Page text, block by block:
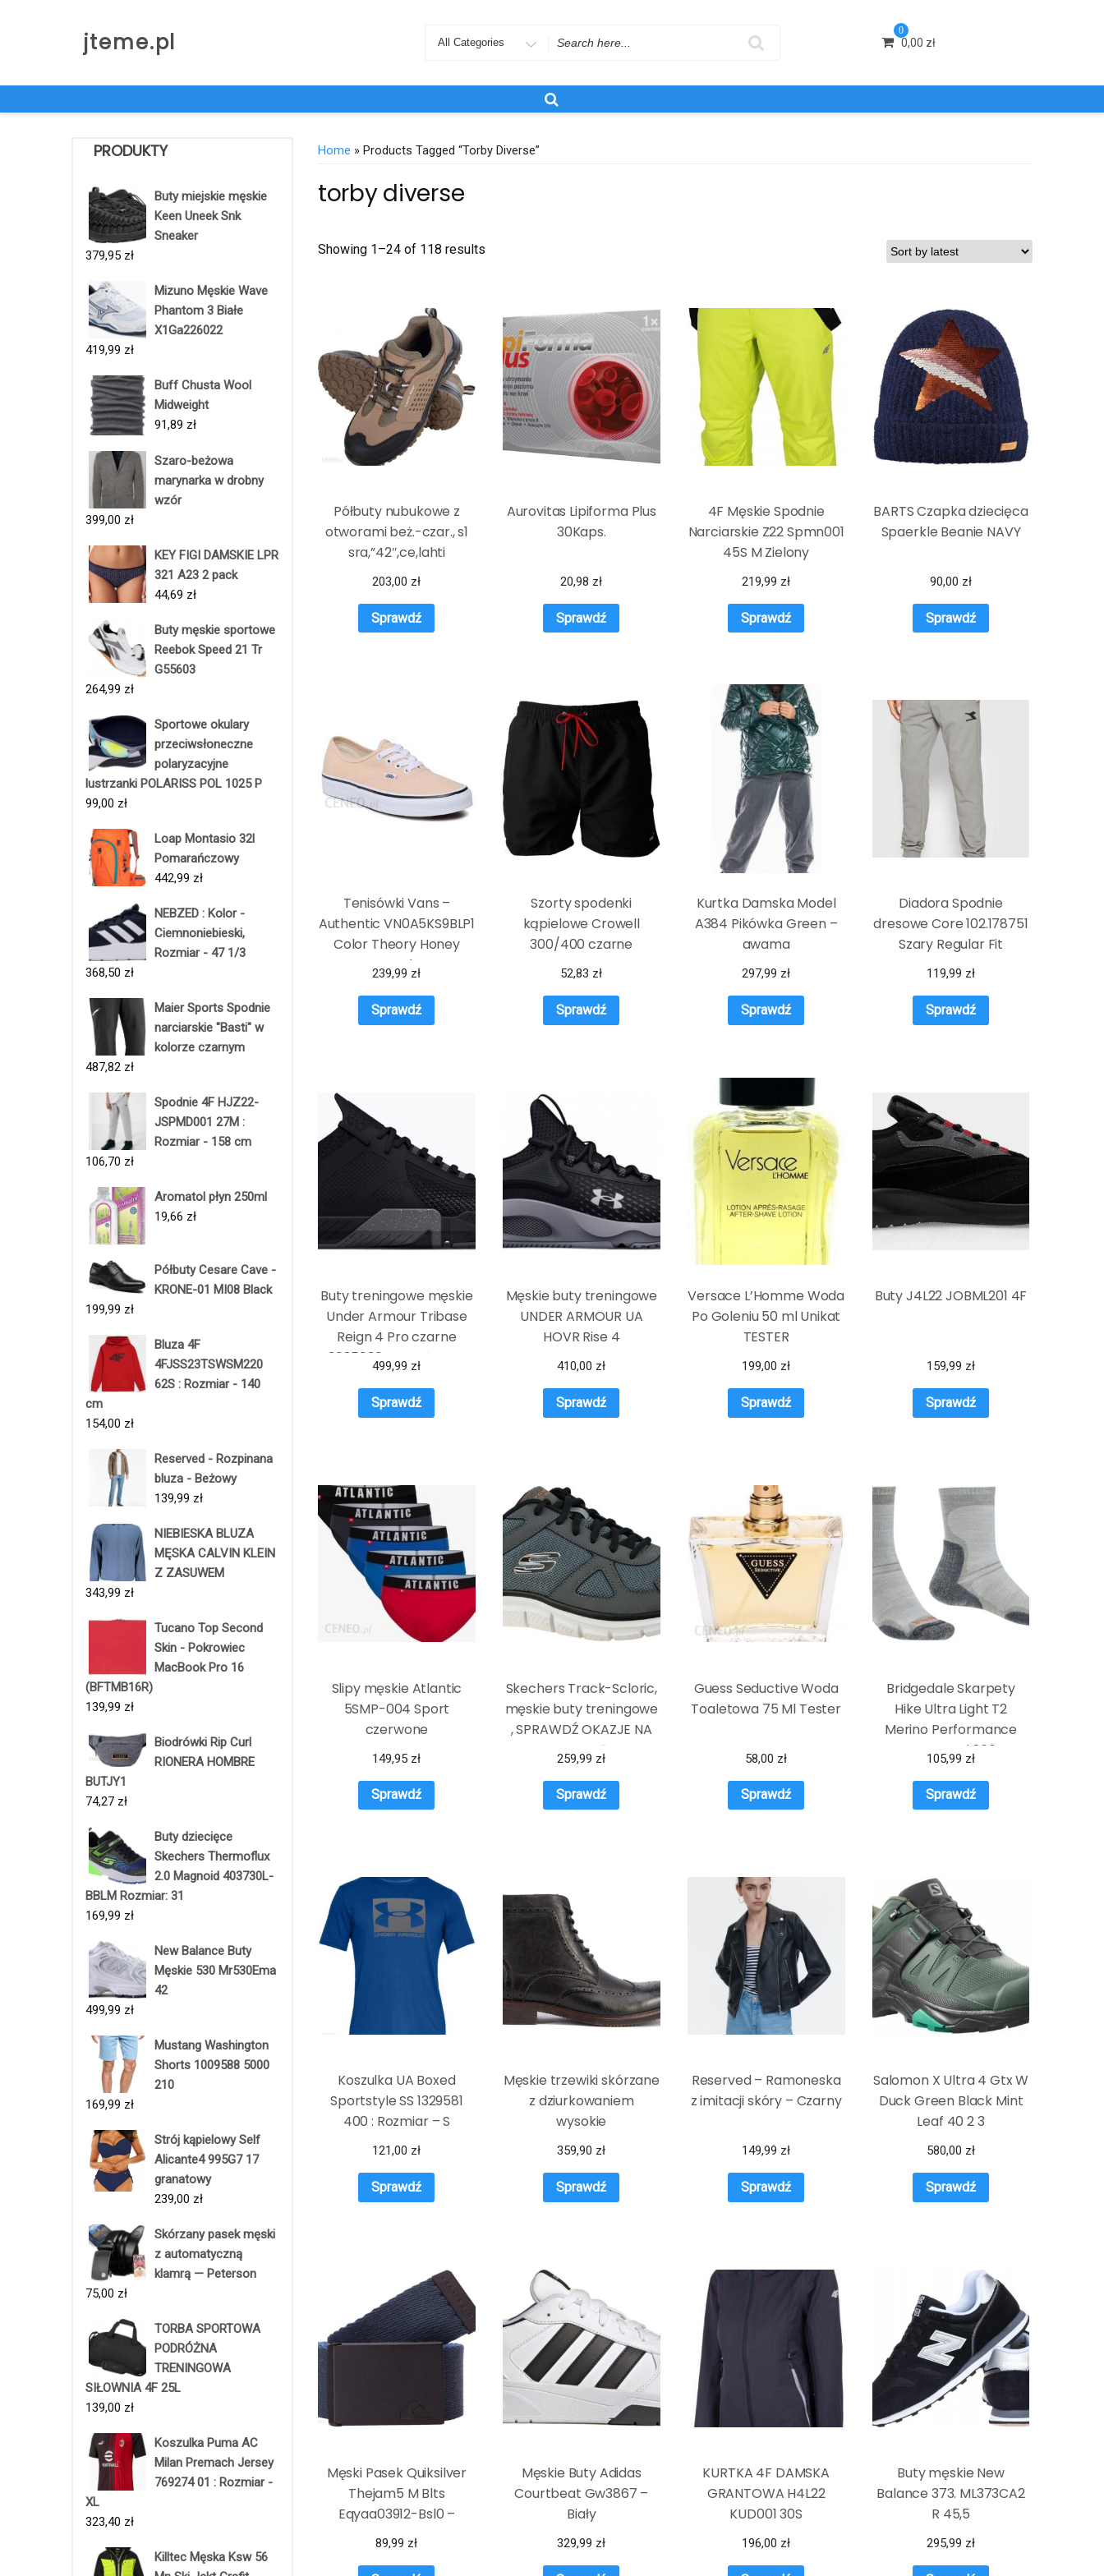
jteme.pl
Search
0
0,00 zł
PRODUKTY
Buty miejskie męskie
Keen Uneek Snk
Sneaker
379,95 zł
Mizuno Męskie Wave
Phantom 3 Białe
X1Ga226022
419,99 zł
Buff Chusta Wool
Midweight
91,89 zł
Szaro-beżowa
marynarka w drobny
wzór
399,00 zł
KEY FIGI DAMSKIE LPR
321 A23 2 pack
44,69 zł
Buty męskie sportowe
Reebok Speed 21 Tr
G55603
264,99 zł
Sportowe okulary
przeciwsłoneczne
polaryzacyjne
lustrzanki POLARISS POL 1025 P
99,00 zł
Loap Montasio 32l
Pomarańczowy
442,99 zł
NEBZED : Kolor -
Ciemnoniebieski,
Rozmiar - 47 1/3
368,50 zł
Maier Sports Spodnie
narciarskie "Basti" w
kolorze czarnym
487,82 zł
Spodnie 4F HJZ22-
JSPMD001 27M :
Rozmiar - 158 cm
106,70 zł
Aromatol płyn 250ml
19,66 zł
Półbuty Cesare Cave -
KRONE-01 MI08 Black
199,99 zł
Bluza 4F
4FJSS23TSWSM220
62S : Rozmiar - 140
cm
154,00 zł
Reserved - Rozpinana
bluza - Beżowy
139,99 zł
NIEBIESKA BLUZA
MĘSKA CALVIN KLEIN
Z ZASUWEM
343,99 zł
Tucano Top Second
Skin - Pokrowiec
MacBook Pro 16
(BFTMB16R)
139,99 zł
Biodrówki Rip Curl
RIONERA HOMBRE
BUTJY1
74,27 zł
Buty dziecięce
Skechers Thermoflux
2.0 Magnoid 403730L-
BBLM Rozmiar: 31
169,99 zł
New Balance Buty
Męskie 530 Mr530Ema
42
499,99 zł
Mustang Washington
Shorts 1009588 5000
210
169,99 zł
Strój kąpielowy Self
Alicante4 995G7 17
granatowy
239,00 zł
Skórzany pasek męski
z automatyczną
klamrą — Peterson
75,00 zł
TORBA SPORTOWA
PODRÓŻNA
TRENINGOWA
SIŁOWNIA 4F 25L
139,00 zł
Koszulka Puma AC
Milan Premach Jersey
769274 01 : Rozmiar -
XL
323,40 zł
Killtec Męska Ksw 56
Home » Products Tagged “torby Diverse”
torby diverse
Showing 1–24 of 118 results
Półbuty nubukowe z
otworami beż.-czar., s1
sra,”42″,ce,lahti
203,00 zł
Sprawdź
Aurovitas Lipiforma Plus
30Kaps.
20,98 zł
Sprawdź
4F Męskie Spodnie
Narciarskie Z22 Spmn001
45S M Zielony
219,99 zł
Sprawdź
BARTS Czapka dziecięca
Spaerkle Beanie NAVY
90,00 zł
Sprawdź
Tenisówki Vans –
Authentic VN0A5KS9BLP1
Color Theory Honey
Peach
239,99 zł
Sprawdź
Szorty spodenki
kąpielowe Crowell
300/400 czarne
52,83 zł
Sprawdź
Kurtka Damska Model
A384 Pikówka Green –
awama
297,99 zł
Sprawdź
Diadora Spodnie
dresowe Core 102.178751
Szary Regular Fit
119,99 zł
Sprawdź
Buty treningowe męskie
Under Armour Tribase
Reign 4 Pro czarne
3025080 , WYSYŁKA W
24H , 30 DNI NA ZWROT
499,99 zł
Sprawdź
Męskie buty treningowe
UNDER ARMOUR UA
HOVR Rise 4
410,00 zł
Sprawdź
Versace L’Homme Woda
Po Goleniu 50 ml Unikat
TESTER
199,00 zł
Sprawdź
Buty J4L22 JOBML201 4F
159,99 zł
Sprawdź
Slipy męskie Atlantic
5SMP-004 Sport
czerwone
149,95 zł
Sprawdź
Skechers Track-Scloric,
męskie buty treningowe
, SPRAWDŹ OKAZJE NA
WIOSNĘ
259,99 zł
Sprawdź
Guess Seductive Woda
Toaletowa 75 Ml Tester
58,00 zł
Sprawdź
Bridgedale Skarpety
Hike Ultra Light T2
Merino Performance
Gunmetal 866
105,99 zł
Sprawdź
Koszulka UA Boxed
Sportstyle SS 1329581
400 : Rozmiar – S
121,00 zł
Sprawdź
Męskie trzewiki skórzane
z dziurkowaniem
wysokie
359,90 zł
Sprawdź
Reserved – Ramoneska
z imitacji skóry – Czarny
149,99 zł
Sprawdź
Salomon X Ultra 4 Gtx W
Duck Green Black Mint
Leaf 40 2 3
580,00 zł
Sprawdź
Męski Pasek Quiksilver
Thejam5 M Blts
Eqyaa03912-Bsl0 –
Granatowy
89,99 zł
Męskie Buty Adidas
Courtbeat Gw3867 –
Biały
329,99 zł
KURTKA 4F DAMSKA
GRANTOWA H4L22
KUD001 30S
196,00 zł
Buty męskie New
Balance 373. ML373CA2
R 45,5
295,99 zł